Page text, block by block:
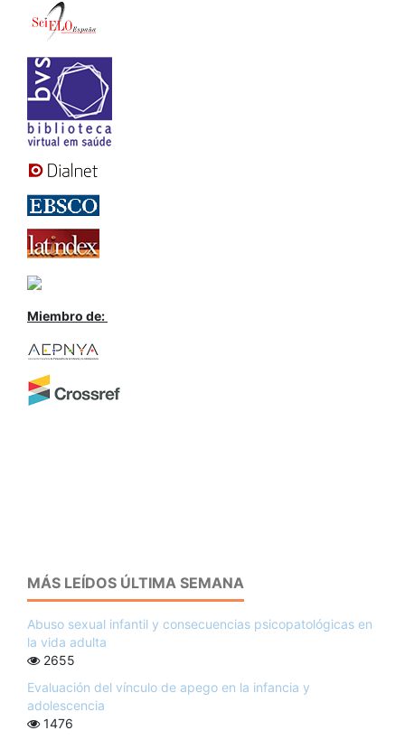
Miembro de:
MÁS LEÍDOS ÚLTIMA SEMANA
Abuso sexual infantil y consecuencias psicopatológicas en
la vida adulta
2655
Evaluación del vínculo de apego en la infancia y
adolescencia
1476